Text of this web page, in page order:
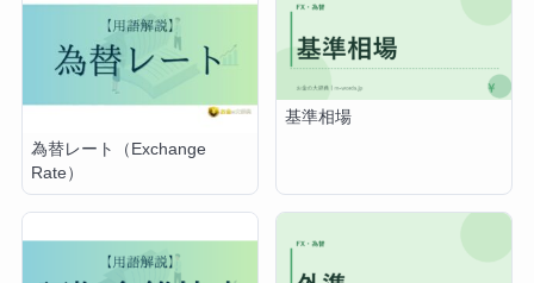
為替レート（Exchange
Rate）
基準相場